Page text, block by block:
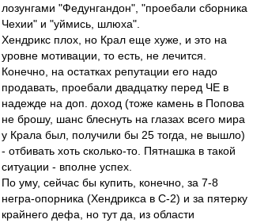
лозунгами "Федунгандон", "проебали сборника
Чехии" и "уймись, шлюха".
Хендрикс плох, но Крал еще хуже, и это на
уровне мотивации, то есть, не лечится.
Конечно, на остатках репутации его надо
продавать, проебали двадцатку перед ЧЕ в
надежде на доп. доход (тоже камень в Попова
не брошу, шанс блеснуть на глазах всего мира
у Крала был, получили бы 25 тогда, не вышло)
- отбивать хоть сколько-то. Пятнашка в такой
ситуации - вполне успех.
По уму, сейчас бы купить, конечно, за 7-8
негра-опорника (Хендрикса в С-2) и за пятерку
крайнего дефа, но тут да, из области